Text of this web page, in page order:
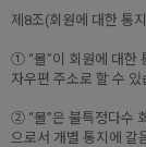
제8조(회원에 대한 통
① “몰”이 회원에 대한
자우편 주소로 할 수 있
② “몰”은 불특정다수
으로서 개별 통지에 갈